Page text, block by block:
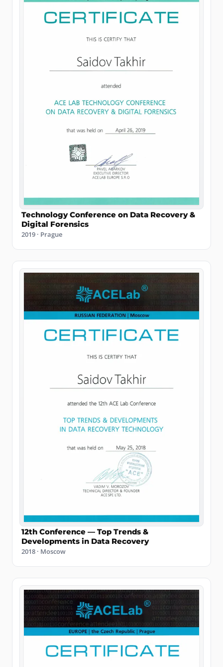
Technology Conference on Data Recovery &
Digital Forensics
2019 · Prague
12th Conference — Top Trends &
Developments in Data Recovery
2018 · Moscow